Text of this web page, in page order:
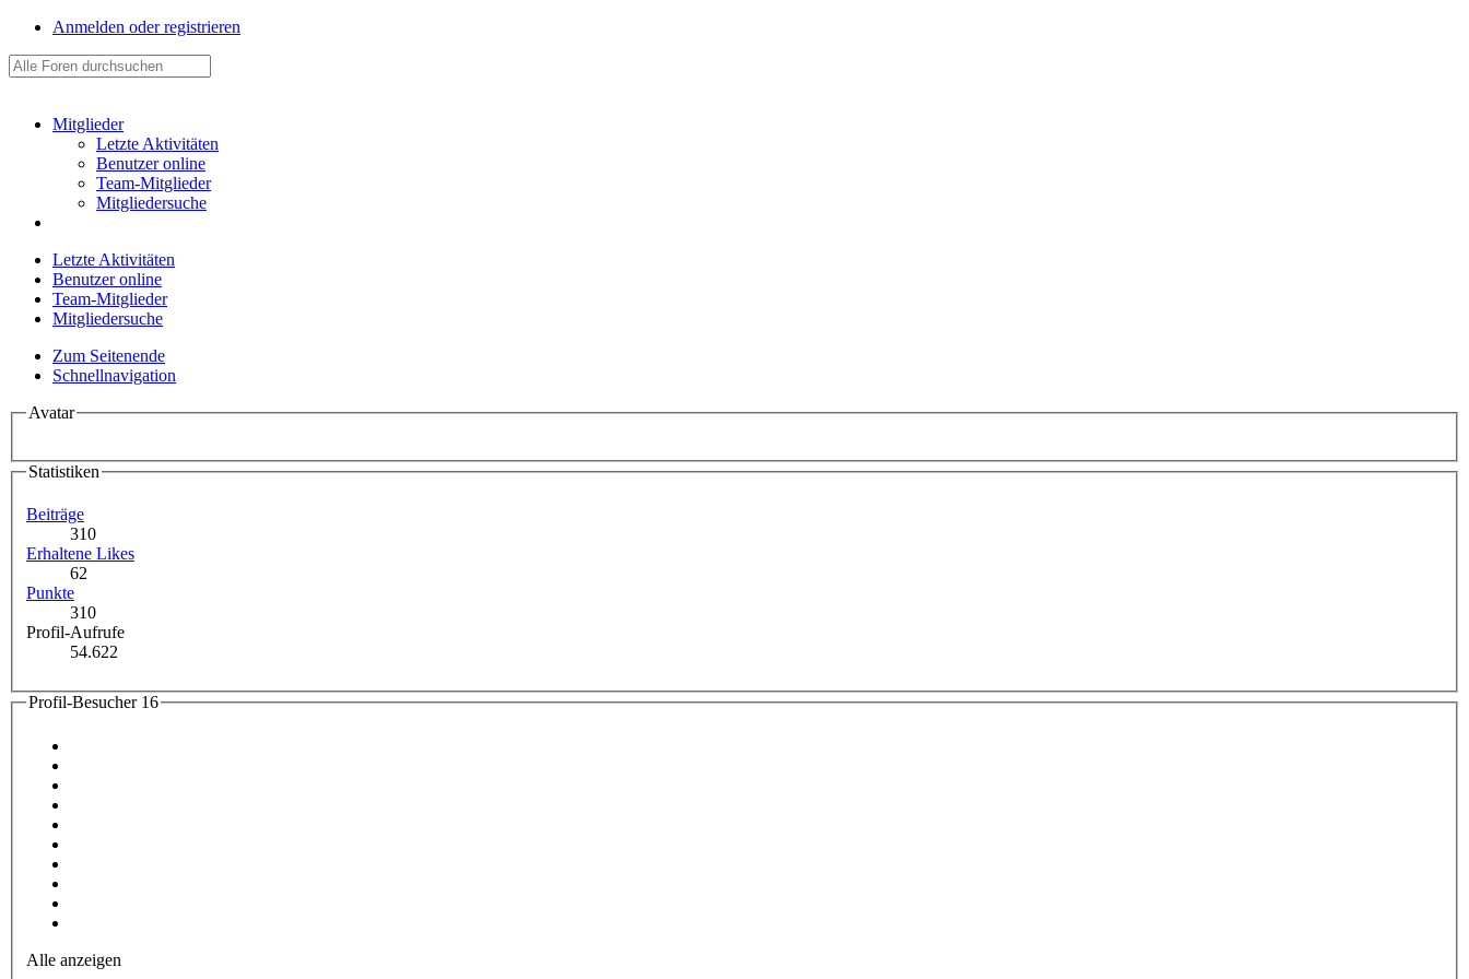
Anmelden oder registrieren
Mitglieder
Letzte Aktivitäten
Benutzer online
Team-Mitglieder
Mitgliedersuche
Letzte Aktivitäten
Benutzer online
Team-Mitglieder
Mitgliedersuche
Zum Seitenende
Schnellnavigation
Avatar
Statistiken
Beiträge
310
Erhaltene Likes
62
Punkte
310
Profil-Aufrufe
54.622
Profil-Besucher 16
Alle anzeigen